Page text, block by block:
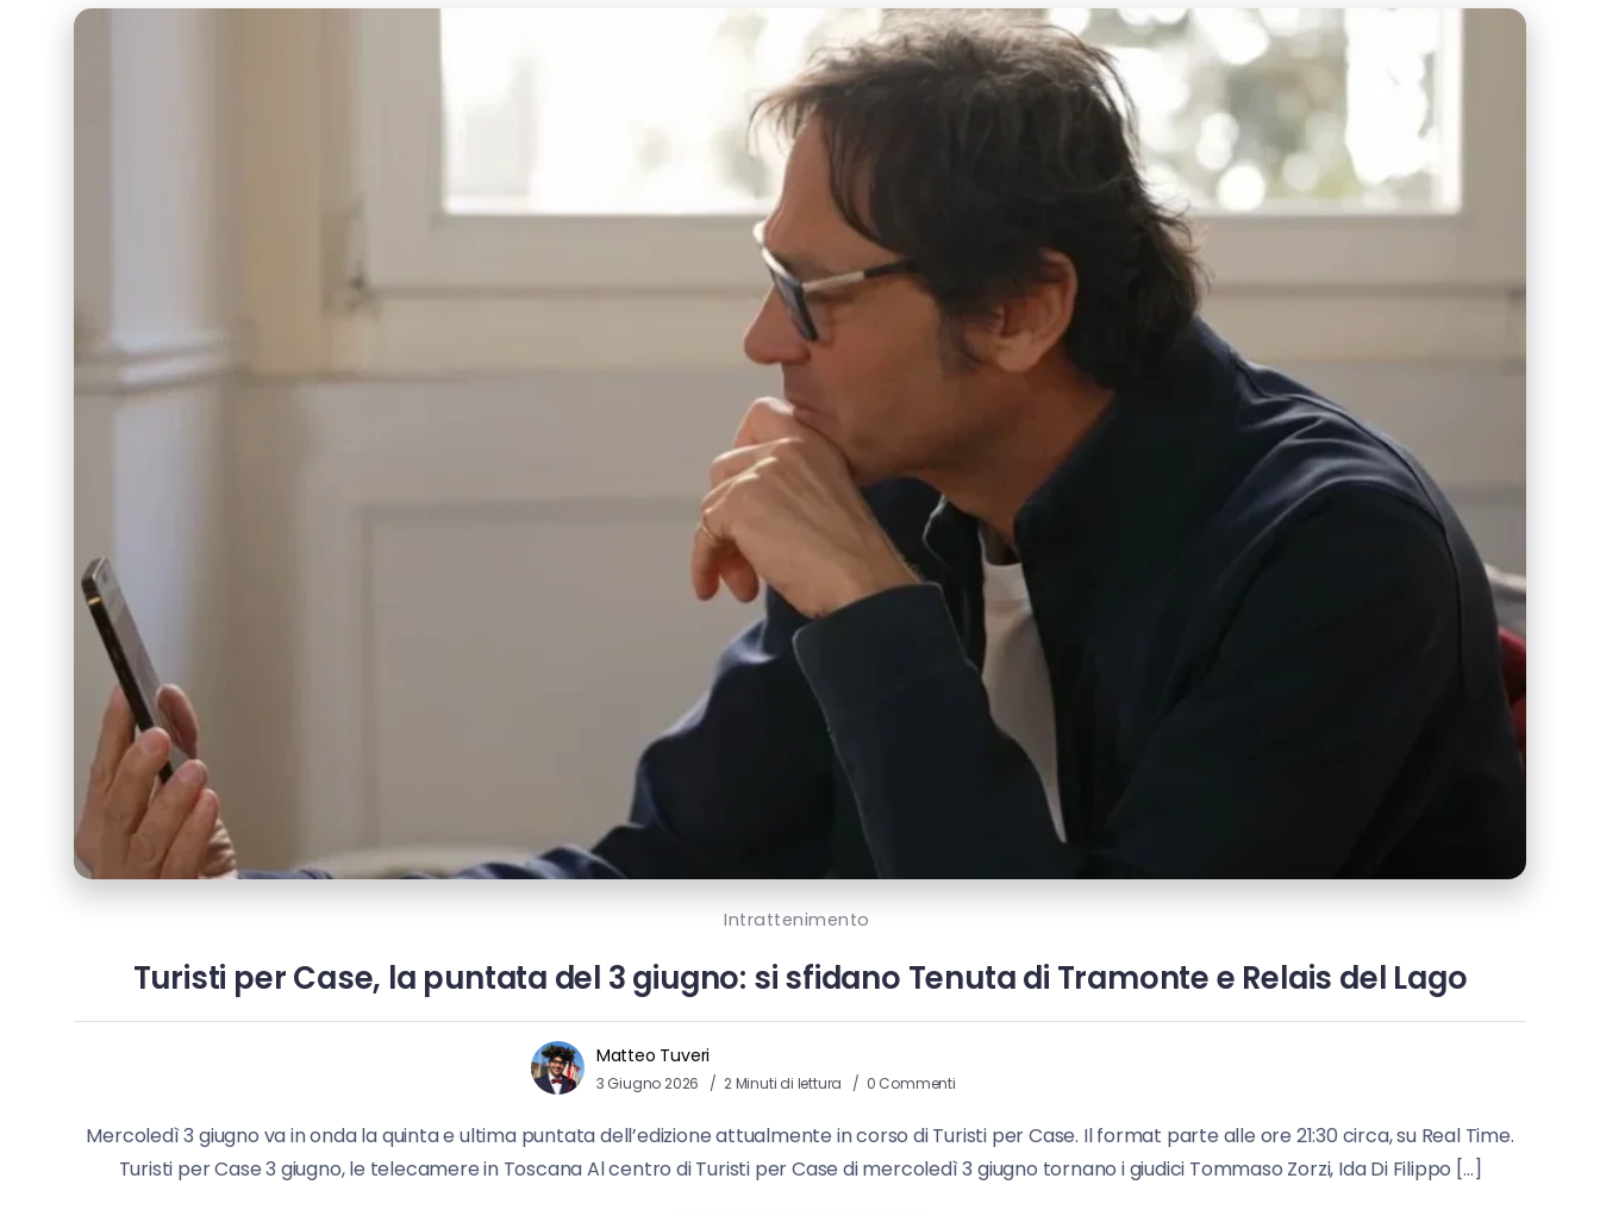
Intrattenimento
Turisti per Case, la puntata del 3 giugno: si sfidano Tenuta di Tramonte e Relais del Lago
Matteo Tuveri
3 Giugno 2026 2 Minuti di lettura 0 Commenti
Mercoledì 3 giugno va in onda la quinta e ultima puntata dell’edizione attualmente in corso di Turisti per Case. Il format parte alle ore 21:30 circa, su Real Time.
Turisti per Case 3 giugno, le telecamere in Toscana Al centro di Turisti per Case di mercoledì 3 giugno tornano i giudici Tommaso Zorzi, Ida Di Filippo […]